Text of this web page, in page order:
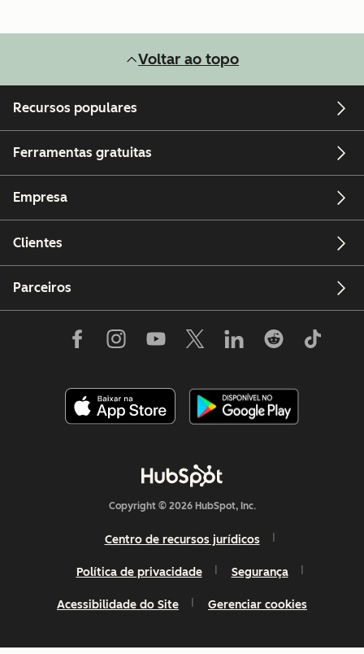
Voltar ao topo
Recursos populares
Ferramentas gratuitas
Empresa
Clientes
Parceiros
Copyright © 2026 HubSpot, Inc.
Centro de recursos jurídicos
Política de privacidade Segurança
Acessibilidade do Site Gerenciar cookies